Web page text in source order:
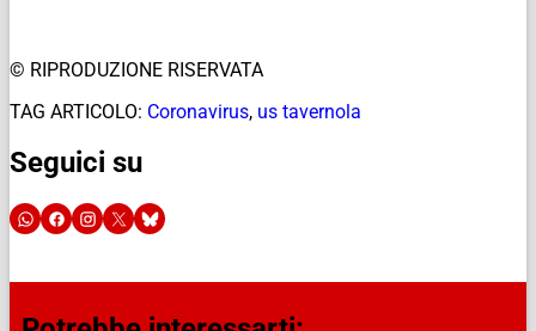
© RIPRODUZIONE RISERVATA
TAG ARTICOLO: Coronavirus, us tavernola
Seguici su